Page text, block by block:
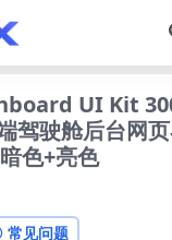
UI Kit
驾驶舱后台网
色+亮色
常见问题